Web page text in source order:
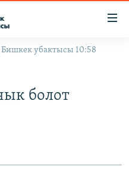
убактысы 10:58
болот